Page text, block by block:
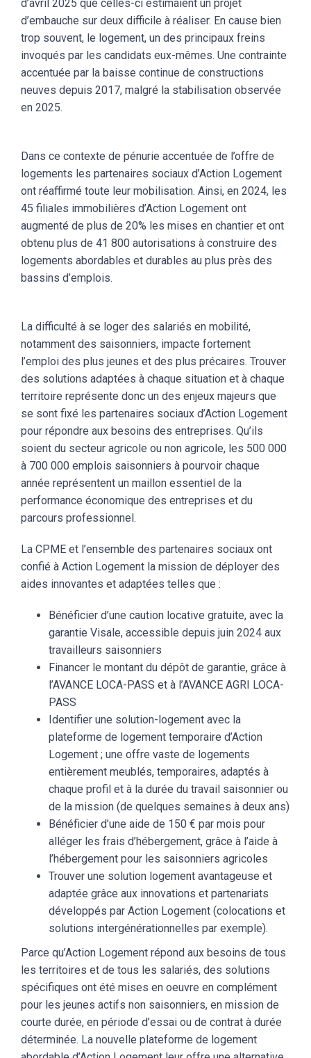
d’avril 2025 que celles-ci estimaient un projet
d’embauche sur deux difficile à réaliser. En cause bien
trop souvent, le logement, un des principaux freins
invoqués par les candidats eux-mêmes. Une contrainte
accentuée par la baisse continue de constructions
neuves depuis 2017, malgré la stabilisation observée
en 2025.
Dans ce contexte de pénurie accentuée de l’offre de
logements les partenaires sociaux d’Action Logement
ont réaffirmé toute leur mobilisation. Ainsi, en 2024, les
45 filiales immobilières d’Action Logement ont
augmenté de plus de 20% les mises en chantier et ont
obtenu plus de 41 800 autorisations à construire des
logements abordables et durables au plus près des
bassins d’emplois.
La difficulté à se loger des salariés en mobilité,
notamment des saisonniers, impacte fortement
l’emploi des plus jeunes et des plus précaires. Trouver
des solutions adaptées à chaque situation et à chaque
territoire représente donc un des enjeux majeurs que
se sont fixé les partenaires sociaux d’Action Logement
pour répondre aux besoins des entreprises. Qu’ils
soient du secteur agricole ou non agricole, les 500 000
à 700 000 emplois saisonniers à pourvoir chaque
année représentent un maillon essentiel de la
performance économique des entreprises et du
parcours professionnel.
La CPME et l’ensemble des partenaires sociaux ont
confié à Action Logement la mission de déployer des
aides innovantes et adaptées telles que :
Bénéficier d’une caution locative gratuite, avec la
garantie Visale, accessible depuis juin 2024 aux
travailleurs saisonniers
Financer le montant du dépôt de garantie, grâce à
l’AVANCE LOCA-PASS et à l’AVANCE AGRI LOCA-
PASS
Identifier une solution-logement avec la
plateforme de logement temporaire d’Action
Logement ; une offre vaste de logements
entièrement meublés, temporaires, adaptés à
chaque profil et à la durée du travail saisonnier ou
de la mission (de quelques semaines à deux ans)
Bénéficier d’une aide de 150 € par mois pour
alléger les frais d’hébergement, grâce à l’aide à
l’hébergement pour les saisonniers agricoles
Trouver une solution logement avantageuse et
adaptée grâce aux innovations et partenariats
développés par Action Logement (colocations et
solutions intergénérationnelles par exemple).
Parce qu’Action Logement répond aux besoins de tous
les territoires et de tous les salariés, des solutions
spécifiques ont été mises en oeuvre en complément
pour les jeunes actifs non saisonniers, en mission de
courte durée, en période d’essai ou de contrat à durée
déterminée. La nouvelle plateforme de logement